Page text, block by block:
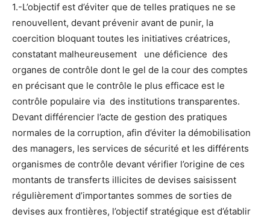
1.-L’objectif est d’éviter que de telles pratiques ne se
renouvellent, devant prévenir avant de punir, la
coercition bloquant toutes les initiatives créatrices,
constatant malheureusement une déficience des
organes de contrôle dont le gel de la cour des comptes
en précisant que le contrôle le plus efficace est le
contrôle populaire via des institutions transparentes.
Devant différencier l’acte de gestion des pratiques
normales de la corruption, afin d’éviter la démobilisation
des managers, les services de sécurité et les différents
organismes de contrôle devant vérifier l’origine de ces
montants de transferts illicites de devises saisissent
régulièrement d’importantes sommes de sorties de
devises aux frontières, l’objectif stratégique est d’établir